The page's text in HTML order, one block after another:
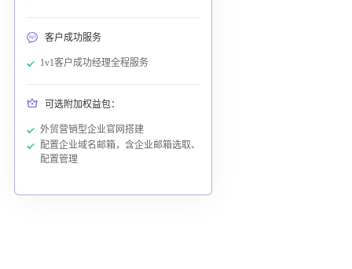
客户成功服务
1v1客户成功经理全程服务
可选附加权益包：
外贸营销型企业官网搭建
配置企业域名邮箱，含企业邮箱选取、
配置管理